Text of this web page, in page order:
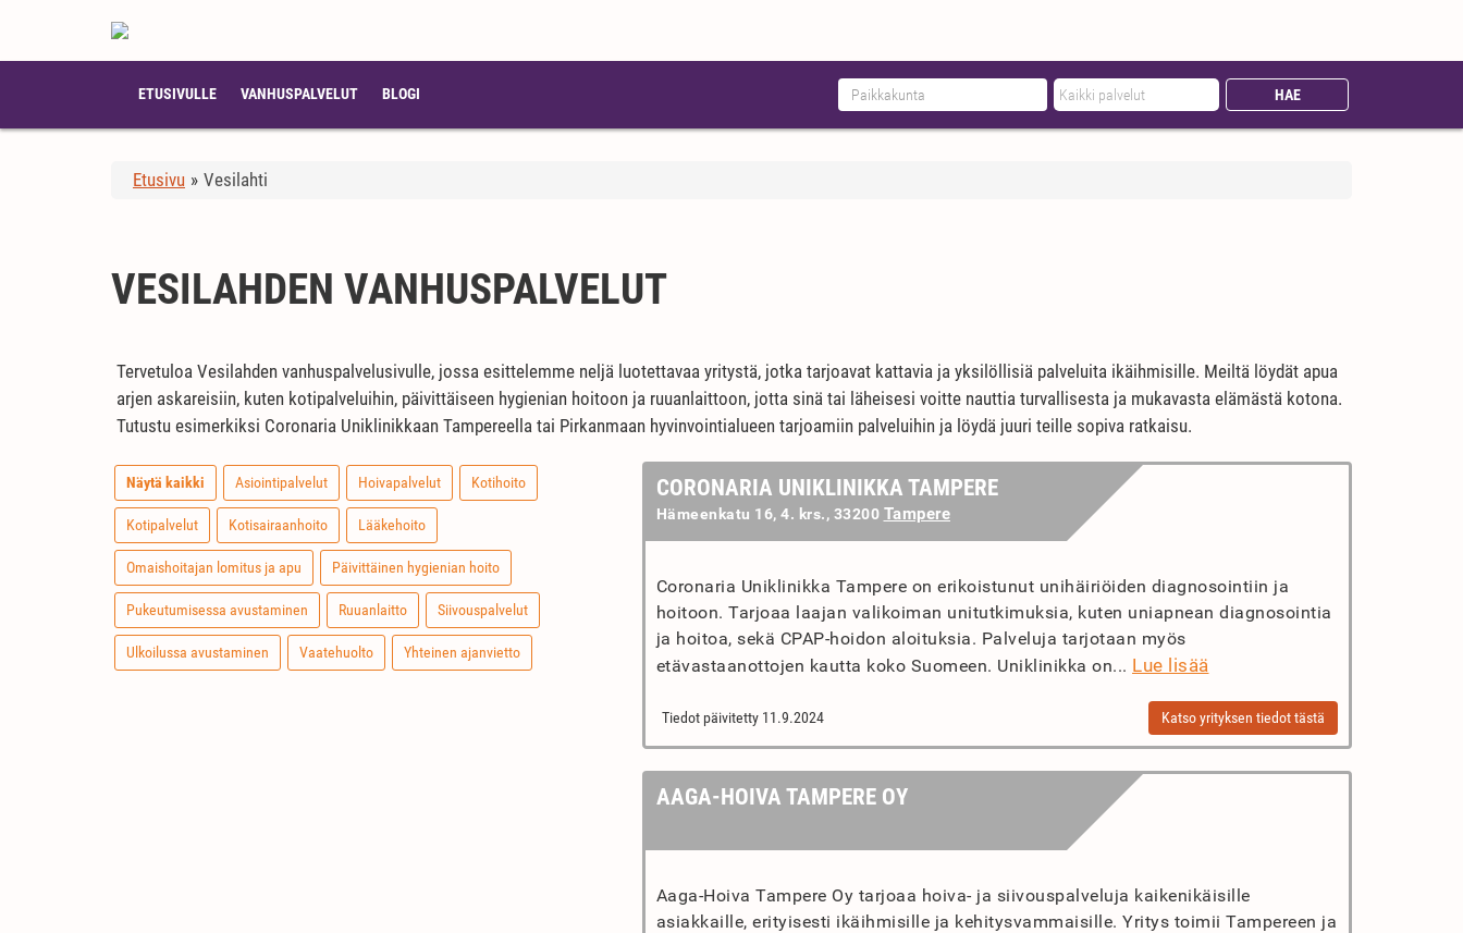
ETUSIVULLE VANHUSPALVELUT BLOGI
Etusivu » Vesilahti
VESILAHDEN VANHUSPALVELUT
Tervetuloa Vesilahden vanhuspalvelusivulle, jossa esittelemme neljä luotettavaa yritystä, jotka tarjoavat kattavia ja yksilöllisiä palveluita ikäihmisille. Meiltä löydät apua
arjen askareisiin, kuten kotipalveluihin, päivittäiseen hygienian hoitoon ja ruuanlaittoon, jotta sinä tai läheisesi voitte nauttia turvallisesta ja mukavasta elämästä kotona.
Tutustu esimerkiksi Coronaria Uniklinikkaan Tampereella tai Pirkanmaan hyvinvointialueen tarjoamiin palveluihin ja löydä juuri teille sopiva ratkaisu.
Näytä kaikki Asiointipalvelut Hoivapalvelut Kotihoito
Kotipalvelut Kotisairaanhoito Lääkehoito
Omaishoitajan lomitus ja apu Päivittäinen hygienian hoito
Pukeutumisessa avustaminen Ruuanlaitto Siivouspalvelut
Ulkoilussa avustaminen Vaatehuolto Yhteinen ajanvietto
CORONARIA UNIKLINIKKA TAMPERE
Hämeenkatu 16, 4. krs., 33200 Tampere
Coronaria Uniklinikka Tampere on erikoistunut unihäiriöiden diagnosointiin ja
hoitoon. Tarjoaa laajan valikoiman unitutkimuksia, kuten uniapnean diagnosointia
ja hoitoa, sekä CPAP-hoidon aloituksia. Palveluja tarjotaan myös
etävastaanottojen kautta koko Suomeen. Uniklinikka on... Lue lisää
Tiedot päivitetty 11.9.2024 Katso yrityksen tiedot tästä
AAGA-HOIVA TAMPERE OY
Aaga-Hoiva Tampere Oy tarjoaa hoiva- ja siivouspalveluja kaikenikäisille
asiakkaille, erityisesti ikäihmisille ja kehitysvammaisille. Yritys toimii Tampereen ja